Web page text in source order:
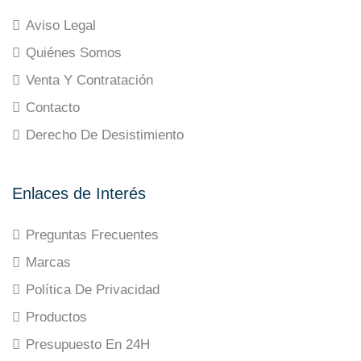
Aviso Legal
Quiénes Somos
Venta Y Contratación
Contacto
Derecho De Desistimiento
Enlaces de Interés
Preguntas Frecuentes
Marcas
Política De Privacidad
Productos
Presupuesto En 24H